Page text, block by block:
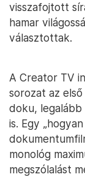
visszafojtott
hamar
választottak.
A Creator TV
sorozat az első
doku,
is. Egy
monológ
megszólalást